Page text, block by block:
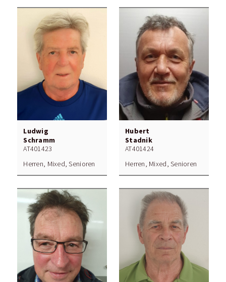
Ludwig
Schramm
AT401423
Herren, Mixed, Senioren
Hubert
Stadnik
AT401424
Herren, Mixed, Senioren